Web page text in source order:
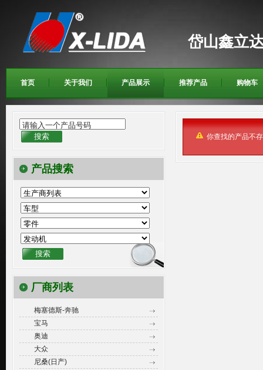
岱山鑫立
首页 关于我们 产品展示 推荐产品 购物车
你查找的产品不
请输入一个产品号码
产品搜索
厂商列表
梅塞德斯-奔驰
宝马
奥迪
大众
尼桑(日产)